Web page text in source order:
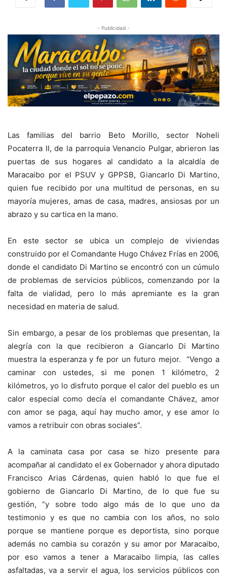
- Publicidad -
Las familias del barrio Beto Morillo, sector Noheli
Pocaterra II, de la parroquia Venancio Pulgar, abrieron las
puertas de sus hogares al candidato a la alcaldía de
Maracaibo por el PSUV y GPPSB, Giancarlo Di Martino,
quien fue recibido por una multitud de personas, en su
mayoría mujeres, amas de casa, madres, ansiosas por un
abrazo y su cartica en la mano.
En este sector se ubica un complejo de viviendas
construido por el Comandante Hugo Chávez Frías en 2006,
donde el candidato Di Martino se encontró con un cúmulo
de problemas de servicios públicos, comenzando por la
falta de vialidad, pero lo más apremiante es la gran
necesidad en materia de salud.
Sin embargo, a pesar de los problemas que presentan, la
alegría con la que recibieron a Giancarlo Di Martino
muestra la esperanza y fe por un futuro mejor. “Vengo a
caminar con ustedes, si me ponen 1 kilómetro, 2
kilómetros, yo lo disfruto porque el calor del pueblo es un
calor especial como decía el comandante Chávez, amor
con amor se paga, aquí hay mucho amor, y ese amor lo
vamos a retribuir con obras sociales”.
A la caminata casa por casa se hizo presente para
acompañar al candidato el ex Gobernador y ahora diputado
Francisco Arias Cárdenas, quien habló lo que fue el
gobierno de Giancarlo Di Martino, de lo que fue su
gestión, “y sobre todo algo más de lo que uno da
testimonio y es que no cambia con los años, no solo
porque se mantiene porque es deportista, sino porque
además no cambia su corazón y su amor por Maracaibo,
por eso vamos a tener a Maracaibo limpia, las calles
asfaltadas, va a servir el agua, los servicios públicos con